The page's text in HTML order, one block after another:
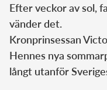
Efter veckor av sol,
vänder det.
Kronprinsessan
Hennes nya
långt utanför